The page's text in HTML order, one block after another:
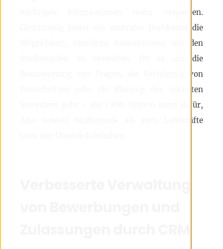
wichtigen Informationen mehr verpassen.
Gleichzeitig bietet ein zentrales Dashboard die
Möglichkeit, sämtliche Interaktionen mit den
Studierenden zu verwalten. Ob es um die
Beantwortung von Fragen, die Verfolgung von
Fortschritten oder die Planung des nächsten
Semesters geht – ein CRM-System sorgt dafür,
dass sowohl Studierende als auch Lehrkräfte